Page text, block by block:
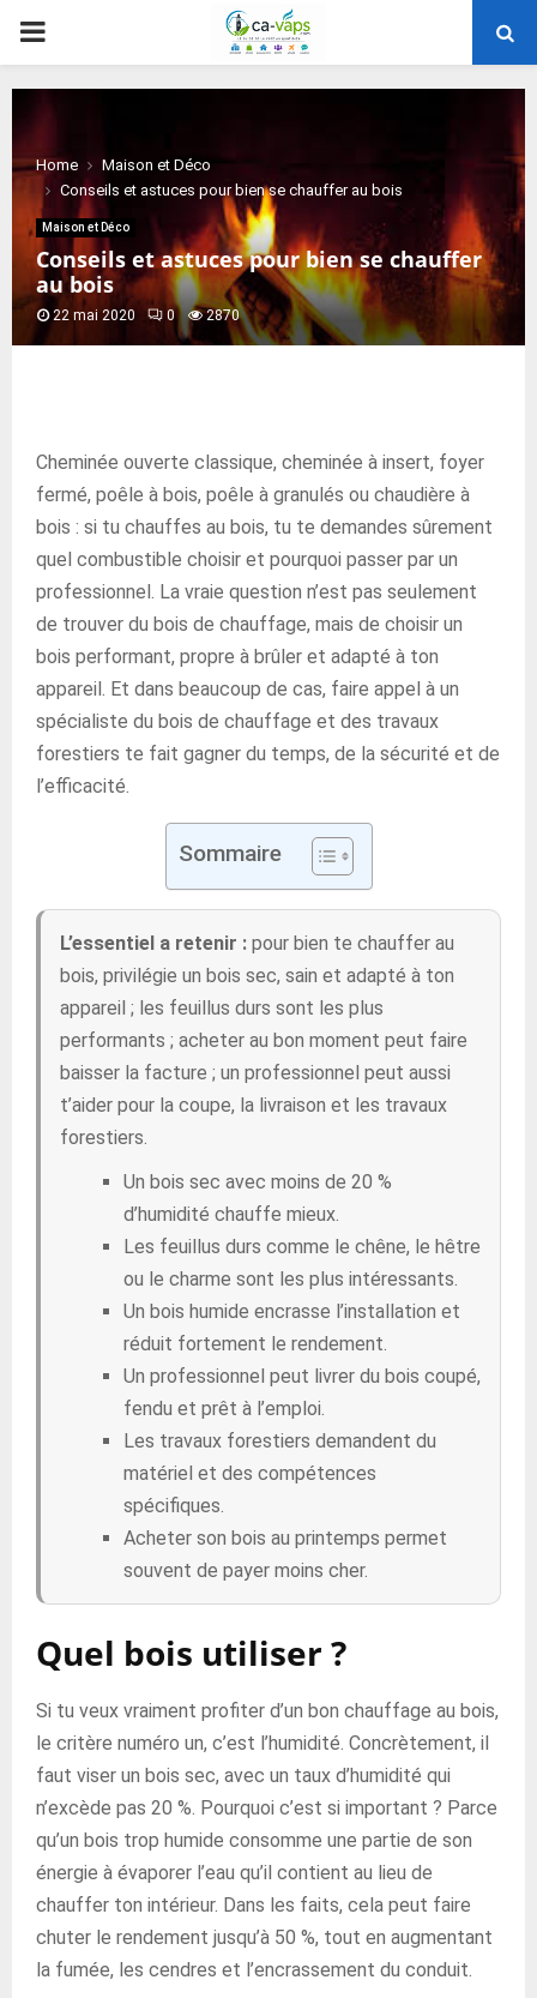
PRIMARY
MENU
Home
Maison et Déco
Conseils et astuces pour bien se chauffer au bois
Maison et Déco
Conseils et astuces pour bien se chauffer
au bois
22 mai 2020 0 2870
Cheminée ouverte classique, cheminée à insert, foyer
fermé, poêle à bois, poêle à granulés ou chaudière à
bois : si tu chauffes au bois, tu te demandes sûrement
quel combustible choisir et pourquoi passer par un
professionnel. La vraie question n’est pas seulement
de trouver du bois de chauffage, mais de choisir un
bois performant, propre à brûler et adapté à ton
appareil. Et dans beaucoup de cas, faire appel à un
spécialiste du bois de chauffage et des travaux
forestiers te fait gagner du temps, de la sécurité et de
l’efficacité.
Sommaire
L’essentiel a retenir : pour bien te chauffer au
bois, privilégie un bois sec, sain et adapté à ton
appareil ; les feuillus durs sont les plus
performants ; acheter au bon moment peut faire
baisser la facture ; un professionnel peut aussi
t’aider pour la coupe, la livraison et les travaux
forestiers.
Un bois sec avec moins de 20 %
d’humidité chauffe mieux.
Les feuillus durs comme le chêne, le hêtre
ou le charme sont les plus intéressants.
Un bois humide encrasse l’installation et
réduit fortement le rendement.
Un professionnel peut livrer du bois coupé,
fendu et prêt à l’emploi.
Les travaux forestiers demandent du
matériel et des compétences
spécifiques.
Acheter son bois au printemps permet
souvent de payer moins cher.
Quel bois utiliser ?
Si tu veux vraiment profiter d’un bon chauffage au bois,
le critère numéro un, c’est l’humidité. Concrètement, il
faut viser un bois sec, avec un taux d’humidité qui
n’excède pas 20 %. Pourquoi c’est si important ? Parce
qu’un bois trop humide consomme une partie de son
énergie à évaporer l’eau qu’il contient au lieu de
chauffer ton intérieur. Dans les faits, cela peut faire
chuter le rendement jusqu’à 50 %, tout en augmentant
la fumée, les cendres et l’encrassement du conduit.